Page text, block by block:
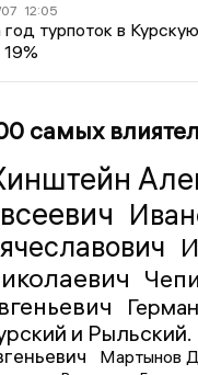
12:05
год турпоток в
19%
самых
и Рыльский.
Мартынов